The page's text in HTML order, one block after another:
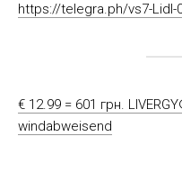
https://telegra.ph/vs7-Lidl-
€ 12.99 = 601 грн.
windabweisend